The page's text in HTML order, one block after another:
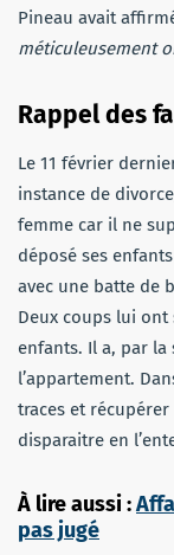
Pineau avait
méticuleusement
Rappel des
Le 11 février
instance de
femme car il ne
déposé ses
avec une batte de
Deux coups lui
enfants. Il a, par
l’appartement.
traces et
disparaitre en
À lire aussi :
pas jugé